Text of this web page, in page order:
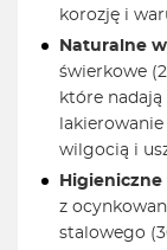
korozję i
Naturalne
świerkowe
które
wilgocią i
z
stalowego